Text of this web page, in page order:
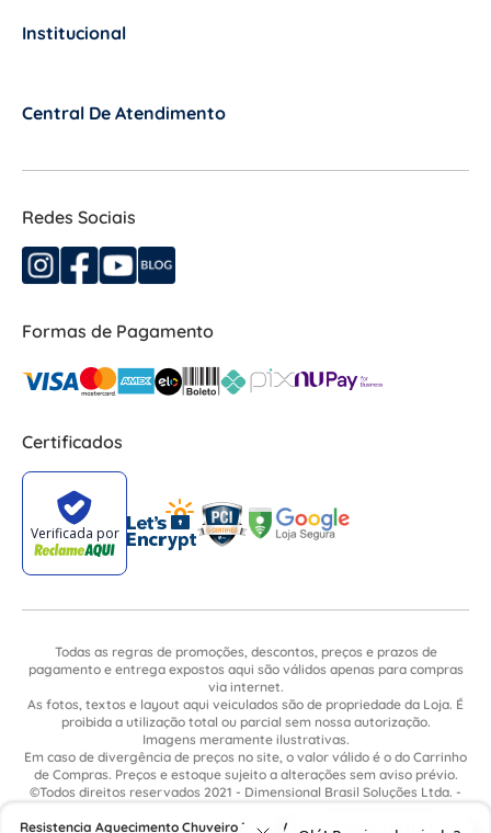
Resistencia Aquecimento Chuveiro 7800 W 220v - 3065-B 7589120 -
Institucional
Central De Atendimento
Redes Sociais
Formas de Pagamento
Certificados
Todas as regras de promoções, descontos, preços e prazos de
pagamento e entrega expostos aqui são válidos apenas para compras
via internet.
As fotos, textos e layout aqui veiculados são de propriedade da Loja. É
proibida a utilização total ou parcial sem nossa autorização.
Imagens meramente ilustrativas.
Em caso de divergência de preços no site, o valor válido é o do Carrinho
de Compras. Preços e estoque sujeito a alterações sem aviso prévio.
©Todos direitos reservados 2021 - Dimensional Brasil Soluções Ltda. -
Village Limeira. Pavilhão Sítio São João - Limeira - SP / CEP: 13.481-316